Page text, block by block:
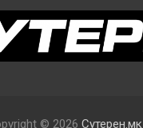
© 2026 Сутерен.мк